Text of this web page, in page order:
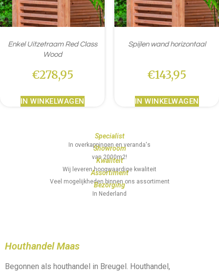
Enkel Uitzetraam Red Class
Wood
€278,95
IN WINKELWAGEN
Spijlen wand horizontaal
€143,95
IN WINKELWAGEN
Specialist
In overkappingen en veranda's
Showroom
van 2000m2!
Kwaliteit
Wij leveren hoogwaardige kwaliteit
Assortiment
Veel mogelijkheden binnen ons assortiment
Bezorging
In Nederland
Houthandel Maas
Begonnen als houthandel in Breugel. Houthandel,